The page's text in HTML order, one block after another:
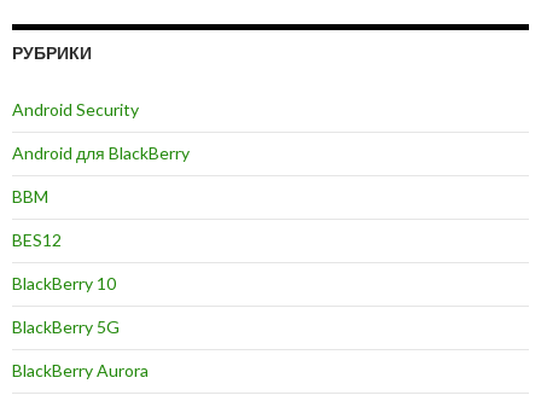
РУБРИКИ
Android Security
Android для BlackBerry
BBM
BES12
BlackBerry 10
BlackBerry 5G
BlackBerry Aurora